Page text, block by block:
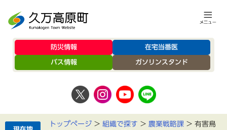
防災情報 在宅当番医
バス情報 ガソリンスタンド
トップページ > 組織で探す > 農業戦略課 > 有害鳥